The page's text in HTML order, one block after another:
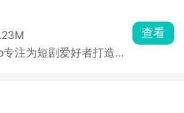
法教学等丰富内容，一站
准、节奏练习、技法学习
大家轻松练琴，玩转扬
注为短剧爱好者打造沉
资源每日稳定更新，实时
，紧跟追剧热点。平台涵
查看